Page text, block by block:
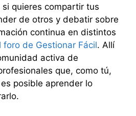
quieres compartir tus
de otros y debatir sobre
continua en distintos
foro de Gestionar Fácil. Allí
activa de
que, como tú,
posible aprender lo